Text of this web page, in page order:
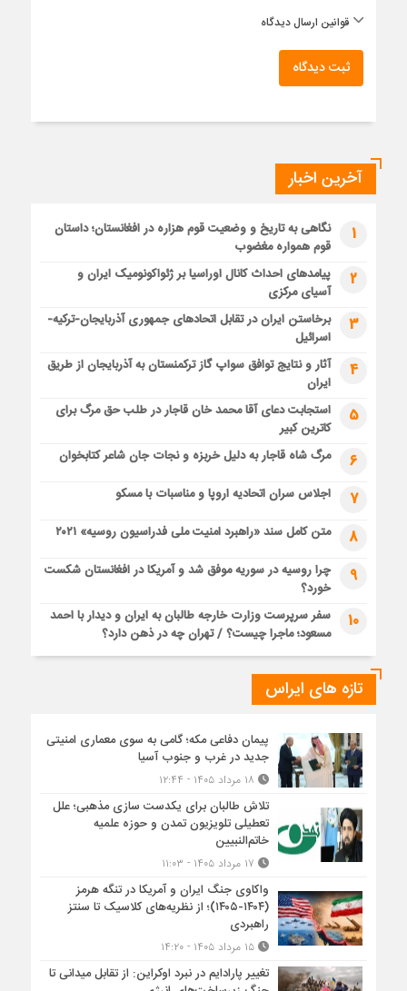
قوانین ارسال دیدگاه
ثبت دیدگاه
آخرین اخبار
1
نگاهی به تاریخ و وضعیت قوم هزاره در افغانستان؛ داستان
قوم همواره مغضوب
2
پیامدهای احداث کانال اوراسیا بر ژئواکونومیک ایران و
آسیای مرکزی
3
برخاستن ایران در تقابل اتحادهای جمهوری آذربایجان-ترکیه-
اسرائیل
4
آثار و نتایج توافق سواپ گاز ترکمنستان به آذربایجان از طریق
ایران
5
استجابت دعای آقا محمد خان قاجار در طلب حق مرگ برای
کاترین کبیر
6 مرگ شاه قاجار به دلیل خربزه و نجات جان شاعر کتابخوان
7 اجلاس سران اتحادیه اروپا و مناسبات با مسکو
8 متن کامل سند «راهبرد امنیت ملی فدراسیون روسیه» ۲۰۲۱
9
چرا روسیه در سوریه موفق شد و آمریکا در افغانستان شکست
خورد؟
10
سفر سرپرست وزارت خارجه طالبان به ایران و دیدار با احمد
مسعود؛ ماجرا چیست؟ / تهران چه در ذهن دارد؟
تازه های ایراس
پیمان دفاعی مکه؛ گامی به سوی معماری امنیتی
جدید در غرب و جنوب آسیا
تلاش طالبان برای یکدست سازی مذهبی؛ علل
تعطیلی تلویزیون تمدن و حوزه علمیه
خاتم‌النبیین
واکاوی جنگ ایران و آمریکا در تنگه هرمز
(۱۴۰۴-۱۴۰۵)؛ از نظریه‌های کلاسیک تا سنتز
راهبردی
۱۵ مرداد ۱۴۰۵ - ۱۴:۲۰
تغییر پارادایم در نبرد اوکراین: از تقابل میدانی تا